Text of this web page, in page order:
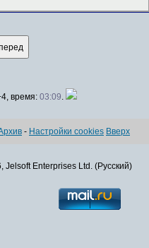
время: 03:09.
- Настройки cookies Вверх
Enterprises Ltd. (Русский)